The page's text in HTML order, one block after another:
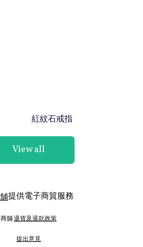
紅紋石戒指
View all
提供電子商貿服務
商舖退貨及退款政策
提出意見